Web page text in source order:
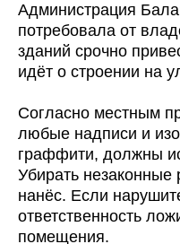
Администрация
потребовала от
зданий срочно
идёт о строении на
Согласно местным
любые надписи и
граффити, должны
Убирать незаконные
нанёс. Если
ответственность
помещения.